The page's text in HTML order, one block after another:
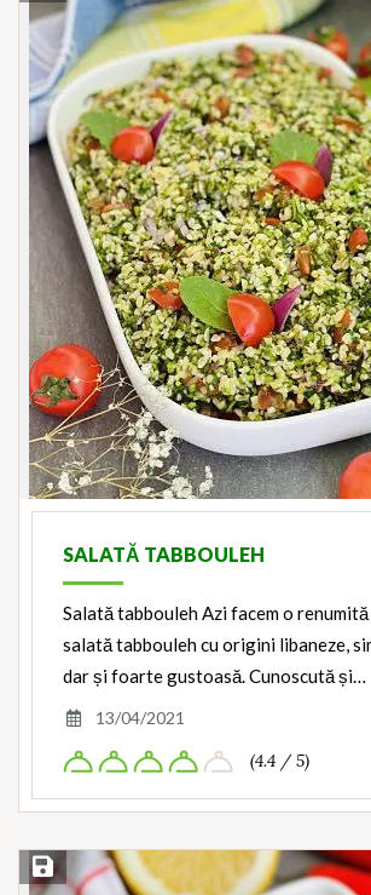
SALATĂ TABBOULEH
Salată tabbouleh Azi facem o
salată tabbouleh cu origini libaneze,
dar și foarte gustoasă. Cunoscută și…
13/04/2021
(4.4 / 5)
Save Recipe